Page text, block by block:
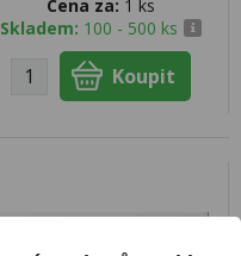
Cena za: 1 ks
Skladem: 100 - 500 ks